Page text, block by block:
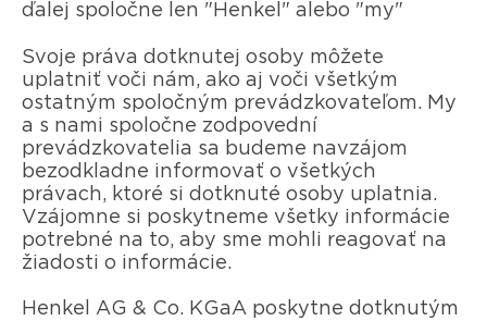
ďalej spoločne len "Henkel" alebo "my"
Svoje práva dotknutej osoby môžete
uplatniť voči nám, ako aj voči všetkým
ostatným spoločným prevádzkovateľom. My
a s nami spoločne zodpovední
prevádzkovatelia sa budeme navzájom
bezodkladne informovať o všetkých
právach, ktoré si dotknuté osoby uplatnia.
Vzájomne si poskytneme všetky informácie
potrebné na to, aby sme mohli reagovať na
žiadosti o informácie.
Henkel AG & Co. KGaA poskytne dotknutým